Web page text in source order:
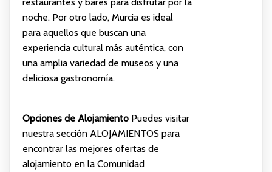
noche. Por otro lado, Murcia es ideal
para aquellos que buscan una
experiencia cultural más auténtica, con
una amplia variedad de museos y una
deliciosa gastronomía.
Opciones de AlojamientoPuedes visitar
nuestra sección ALOJAMIENTOS para
encontrar las mejores ofertas de
alojamiento en la Comunidad